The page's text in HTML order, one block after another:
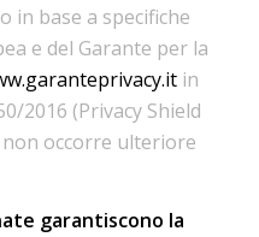
in base a specifiche
e del Garante per la
in
2016 (Privacy Shield
non occorre ulteriore
garantiscono la